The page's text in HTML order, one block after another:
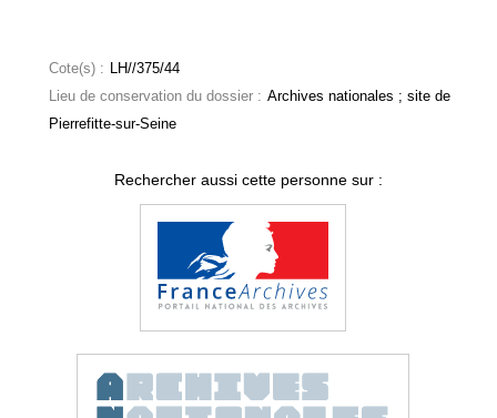
Cote(s) : LH//375/44
Lieu de conservation du dossier : Archives nationales ; site de
Pierrefitte-sur-Seine
Rechercher aussi cette personne sur :